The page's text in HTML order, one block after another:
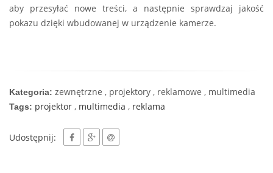
aby przesyłać nowe treści, a następnie sprawdzaj jakość
pokazu dzięki wbudowanej w urządzenie kamerze.
Kategoria: zewnętrzne , projektory , reklamowe , multimedia
Tags: projektor , multimedia , reklama
Udostępnij: